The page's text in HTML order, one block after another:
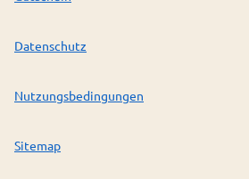
Datenschutz
Nutzungsbedingungen
Sitemap